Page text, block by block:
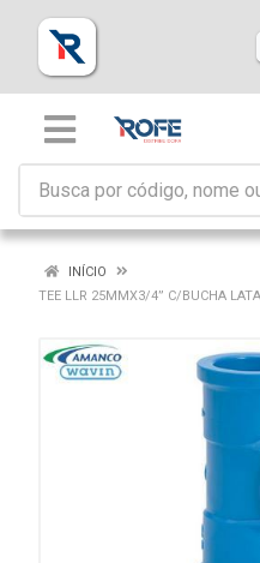
INÍCIO
TEE LLR 25MMX3/4” C/BUCHA